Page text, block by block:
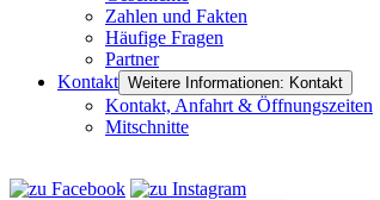
Zahlen und Fakten
Häufige Fragen
Partner
Kontakt Weitere Informationen: Kontakt
Kontakt, Anfahrt & Öffnungszeiten
Mitschnitte